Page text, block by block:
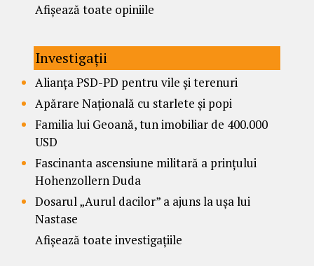
Afișează toate opiniile
Investigații
Alianța PSD-PD pentru vile și terenuri
Apărare Națională cu starlete și popi
Familia lui Geoană, tun imobiliar de 400.000
USD
Fascinanta ascensiune militară a prințului
Hohenzollern Duda
Dosarul „Aurul dacilor” a ajuns la ușa lui
Nastase
Afișează toate investigațiile